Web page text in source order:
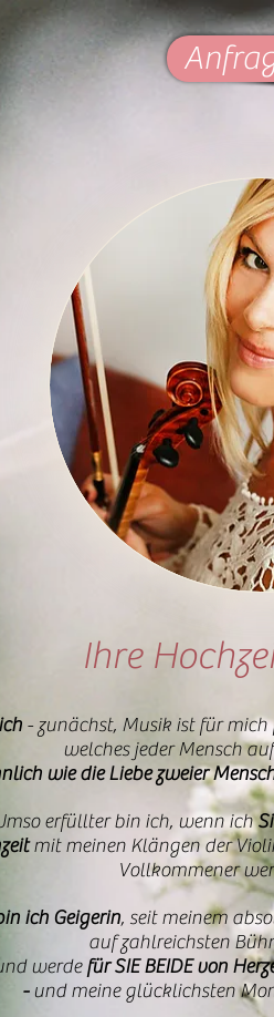
Ihre
- zunächst, Musik ist für mich
welches jeder Mensch
wie die Liebe zweier
erfüllter bin ich, wenn ich
mit meinen Klängen der
Vollkommener
ich Geigerin, seit meinem
auf zahlreichsten
werdefür SIE BEIDE von
-und meine glücklichsten